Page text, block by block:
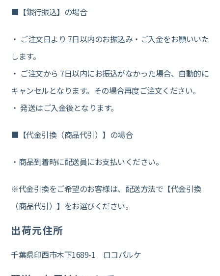
■【銀行振込】の場合
・ ご注文日より 7日以内のお振込み・ご入金をお願いいた
します。
・ ご注文から 7日以内にお振込がなかった場合、自動的に
キャンセルとなります。その場合再度ご注文ください。
・ 発送はご入金後となります。
■【代金引換（商品代引）】の場合
・商品到着時に配送員にお支払いください。
※代金引換をご希望のお客様は、配送方法で【代金引換
（商品代引）】をお選びください。
出荷元住所
千葉県印西市木下1689-1 ロコパルケ